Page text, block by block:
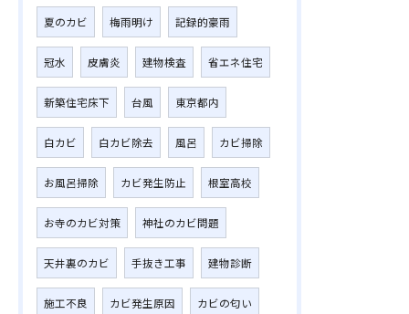
夏のカビ 梅雨明け 記録的豪雨
冠水 皮膚炎 建物検査 省エネ住宅
新築住宅床下 台風 東京都内
白カビ 白カビ除去 風呂 カビ掃除
お風呂掃除 カビ発生防止 根室高校
お寺のカビ対策 神社のカビ問題
天井裏のカビ 手抜き工事 建物診断
施工不良 カビ発生原因 カビの匂い